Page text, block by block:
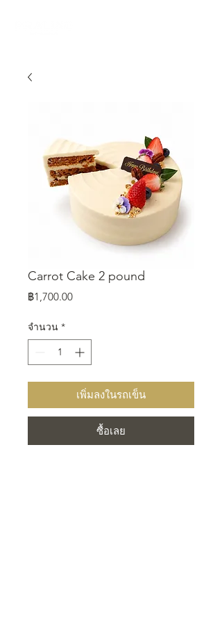
Carrot Cake 2 pound
฿1,700.00ราคา
จำนวน *
เพิ่มลงในรถเข็น
ซื้อเลย